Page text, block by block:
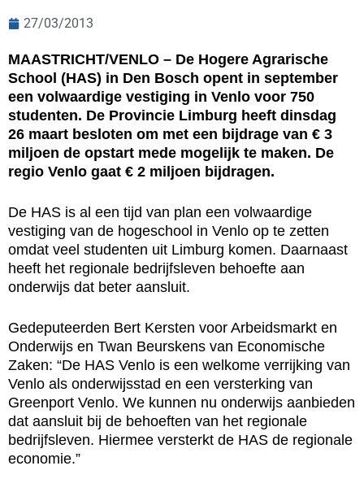
27/03/2013
MAASTRICHT/VENLO – De Hogere Agrarische
School (HAS) in Den Bosch opent in september
een volwaardige vestiging in Venlo voor 750
studenten. De Provincie Limburg heeft dinsdag
26 maart besloten om met een bijdrage van € 3
miljoen de opstart mede mogelijk te maken. De
regio Venlo gaat € 2 miljoen bijdragen.
De HAS is al een tijd van plan een volwaardige
vestiging van de hogeschool in Venlo op te zetten
omdat veel studenten uit Limburg komen. Daarnaast
heeft het regionale bedrijfsleven behoefte aan
onderwijs dat beter aansluit.
Gedeputeerden Bert Kersten voor Arbeidsmarkt en
Onderwijs en Twan Beurskens van Economische
Zaken: “De HAS Venlo is een welkome verrijking van
Venlo als onderwijsstad en een versterking van
Greenport Venlo. We kunnen nu onderwijs aanbieden
dat aansluit bij de behoeften van het regionale
bedrijfsleven. Hiermee versterkt de HAS de regionale
economie.”